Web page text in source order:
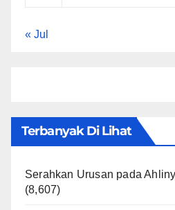
« Jul
Terbanyak Di Lihat
Serahkan Urusan pada
(8,607)